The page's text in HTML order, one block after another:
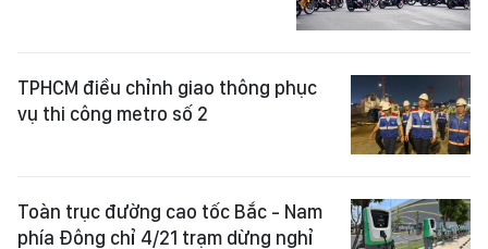
TPHCM điều chỉnh giao thông phục
vụ thi công metro số 2
Toàn trục đường cao tốc Bắc - Nam
phía Đông chỉ 4/21 trạm dừng nghỉ